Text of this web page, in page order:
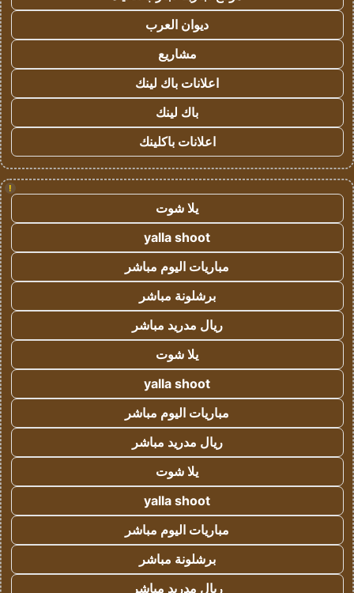
ديوان العرب
مشاريع
اعلانات باك لينك
باك لينك
اعلانات باكلينك
!
يلا شوت
yalla shoot
مباريات اليوم مباشر
برشلونة مباشر
ريال مدريد مباشر
يلا شوت
yalla shoot
مباريات اليوم مباشر
ريال مدريد مباشر
يلا شوت
yalla shoot
مباريات اليوم مباشر
برشلونة مباشر
ريال مدريد مباشر